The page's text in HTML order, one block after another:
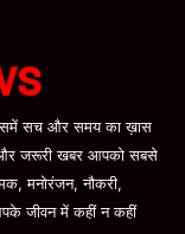
सच और समय का ख़ास
और जरूरी खबर आपको सबसे
मनोरंजन, नौकरी,
जीवन में कहीं न कहीं